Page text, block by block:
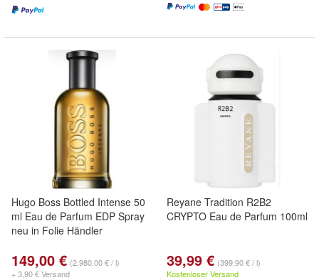
Hugo Boss Bottled Intense 50
ml Eau de Parfum EDP Spray
neu in Folie Händler
149,00 € (2.980,00 € / l)
+ 3,90 € Versand
Reyane Tradition R2B2
CRYPTO Eau de Parfum 100ml
39,99 € (399,90 € / l)
Kostenloser Versand